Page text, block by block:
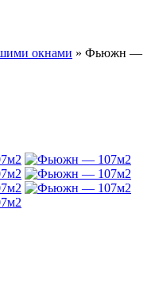
окнами » Фьюжн —